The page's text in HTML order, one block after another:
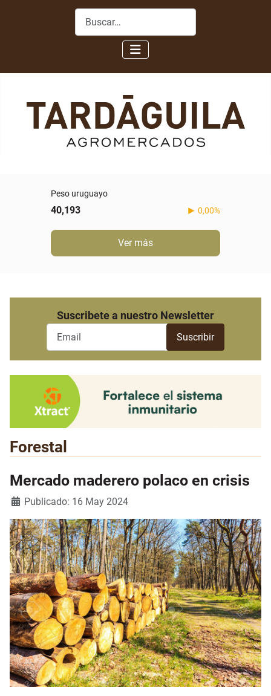
Buscar
Peso uruguayo
40,193 0,00%
Ver más
Suscribete a nuestro Newsletter
Forestal
Mercado maderero polaco en crisis
Detalles
Publicado: 16 May 2024